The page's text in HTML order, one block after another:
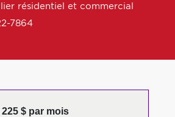
résidentiel et commercial
7864
$ par mois